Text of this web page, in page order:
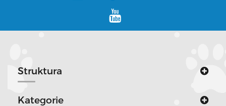
Struktura
Kategorie